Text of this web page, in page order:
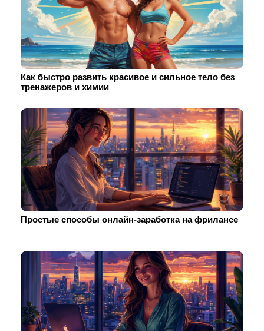
Как быстро развить красивое и сильное тело без
тренажеров и химии
Простые способы онлайн-заработка на фрилансе